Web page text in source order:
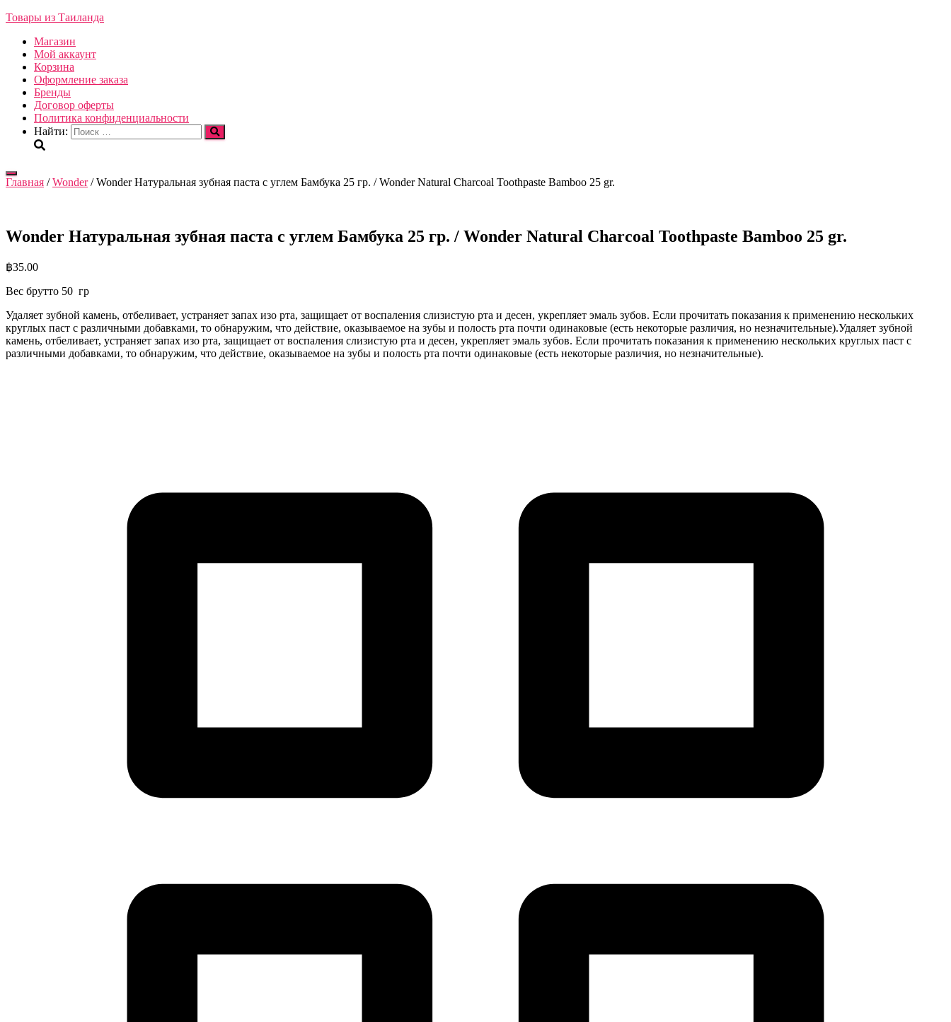
Товары из Таиланда
Магазин
Мой аккаунт
Корзина
Оформление заказа
Бренды
Договор оферты
Политика конфиденциальности
Найти:
Переключить
навигацию
Главная /Wonder/ Wonder Натуральная зубная паста с углем Бамбука 25 гр. / Wonder Natural Charcoal Toothpaste Bamboo 25 gr.
Wonder Натуральная зубная паста с углем Бамбука 25 гр. / Wonder Natural Charcoal Toothpaste Bamboo 25 gr.
฿35.00
Вес брутто 50 гр
Удаляет зубной камень, отбеливает, устраняет запах изо рта, защищает от воспаления слизистую рта и десен, укрепляет эмаль зубов. Если прочитать показания к применению нескольких
круглых паст с различными добавками, то обнаружим, что действие, оказываемое на зубы и полость рта почти одинаковые (есть некоторые различия, но незначительные).Удаляет зубной
камень, отбеливает, устраняет запах изо рта, защищает от воспаления слизистую рта и десен, укрепляет эмаль зубов. Если прочитать показания к применению нескольких круглых паст с
различными добавками, то обнаружим, что действие, оказываемое на зубы и полость рта почти одинаковые (есть некоторые различия, но незначительные).